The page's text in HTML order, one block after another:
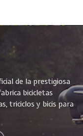
de la prestigiosa
bicicletas
triciclos y bicis para